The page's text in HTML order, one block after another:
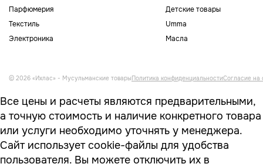
Парфюмерия
Текстиль
Электроника
Детские товары
Umma
Масла
© 2026 «Ихлас» - Мусульманские товарыПолитика конфиденциальностиСогласие на
Все цены и расчеты являются предварительными,
а точную стоимость и наличие конкретного товара
или услуги необходимо уточнять у менеджера.
Сайт использует cookie-файлы для удобства
пользователя. Вы можете отключить их в